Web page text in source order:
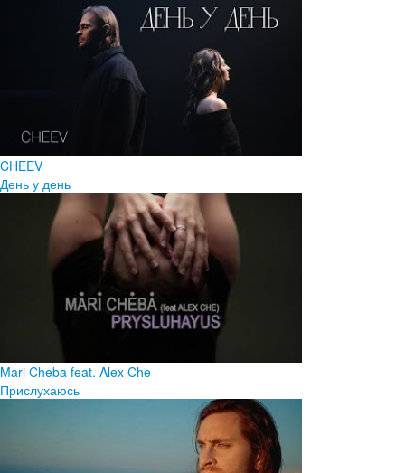
CHEEV
День у день
Mari Cheba feat. Alex Che
Прислухаюсь